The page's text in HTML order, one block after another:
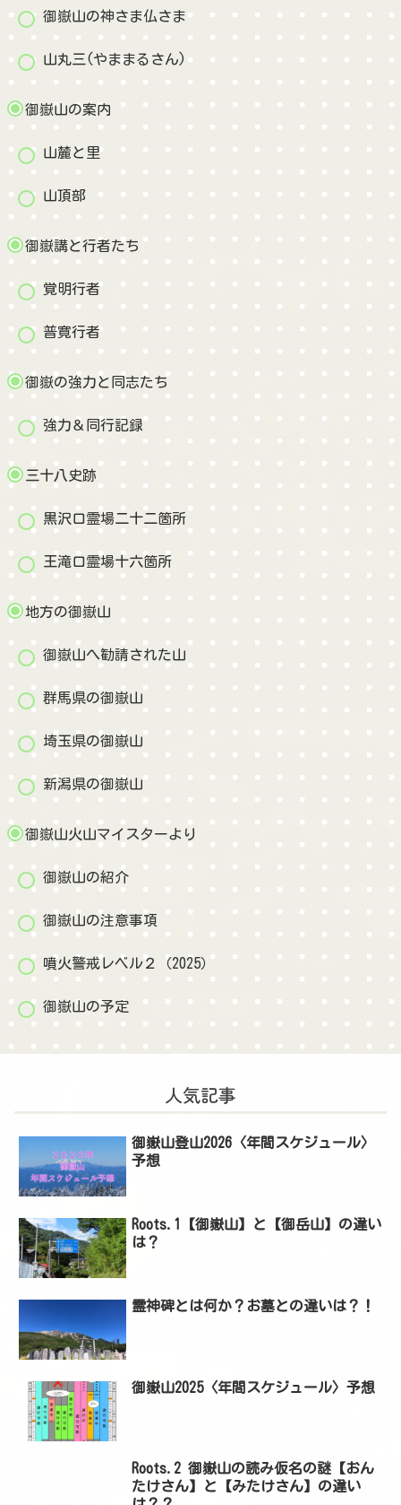
御嶽山の神さま仏さま
山丸三(やままるさん)
御嶽山の案内
山麓と里
山頂部
御嶽講と行者たち
覚明行者
普寛行者
御嶽の強力と同志たち
強力＆同行記録
三十八史跡
黒沢口霊場二十二箇所
王滝口霊場十六箇所
地方の御嶽山
御嶽山へ勧請された山
群馬県の御嶽山
埼玉県の御嶽山
新潟県の御嶽山
御嶽山火山マイスターより
御嶽山の紹介
御嶽山の注意事項
噴火警戒レベル２（2025）
御嶽山の予定
人気記事
御嶽山登山2026〈年間スケジュール〉
予想
Roots.1【御嶽山】と【御岳山】の違い
は？
霊神碑とは何か？お墓との違いは？！
御嶽山2025〈年間スケジュール〉予想
Roots.2 御嶽山の読み仮名の謎【おん
たけさん】と【みたけさん】の違い